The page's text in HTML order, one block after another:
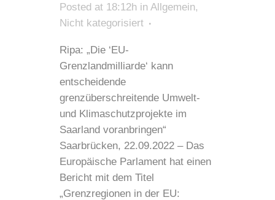
Posted at 18:12h in Allgemein,
Nicht kategorisiert
Ripa: „Die ‘EU-
Grenzlandmilliarde‘ kann
entscheidende
grenzüberschreitende Umwelt-
und Klimaschutzprojekte im
Saarland voranbringen“
Saarbrücken, 22.09.2022 – Das
Europäische Parlament hat einen
Bericht mit dem Titel
„Grenzregionen in der EU: